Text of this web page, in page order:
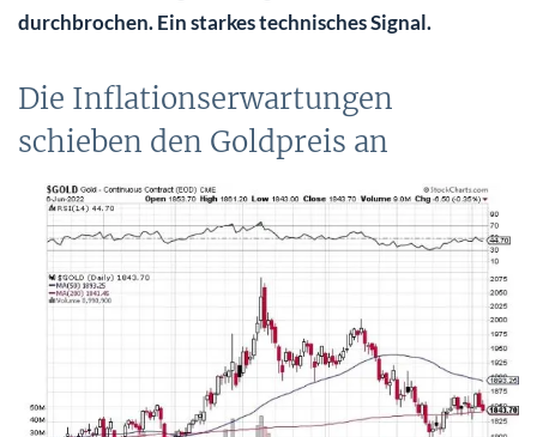
durchbrochen. Ein starkes technisches Signal.
Die Inflationserwartungen
schieben den Goldpreis an